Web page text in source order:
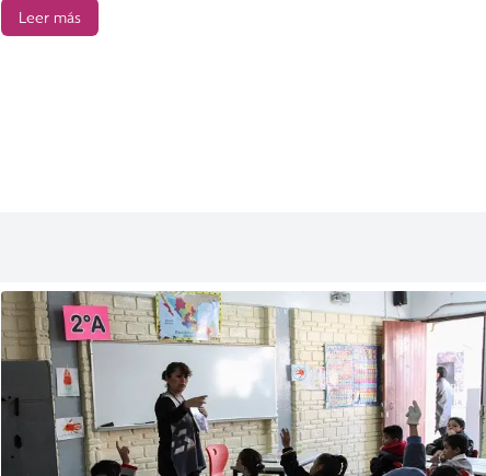
Leer más